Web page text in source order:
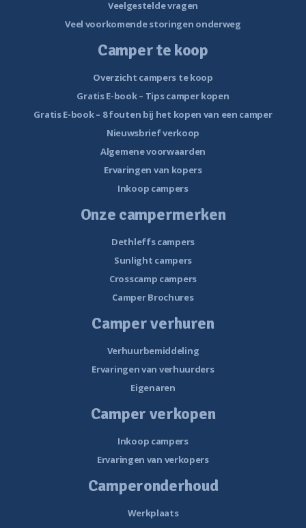
Veelgestelde vragen
Veel voorkomende storingen onderweg
Camper te koop
Overzicht campers te koop
Gratis E-book – Tips camper kopen
Gratis E-book – 8 fouten bij het kopen van een camper
Nieuwsbrief verkoop
Algemene voorwaarden
Ervaringen van kopers
Inkoop campers
Onze campermerken
Dethleffs campers
Sunlight campers
Crosscamp campers
Camper Brochures
Camper verhuren
Verhuurbemiddeling
Ervaringen van verhuurders
Eigenaren
Camper verkopen
Inkoop campers
Ervaringen van verkopers
Camperonderhoud
Werkplaats